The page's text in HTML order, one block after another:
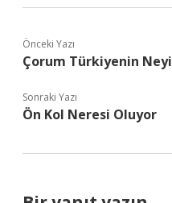
Önceki Yazı
Çorum Türkiyenin Neyi
Sonraki Yazı
Ön Kol Neresi Oluyor